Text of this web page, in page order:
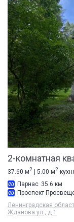
2-комнатная
37.60 м2 | 5.00 м2
Парнас 35.6 км
Проспект
Ленинградская
Жданова ул., д 1